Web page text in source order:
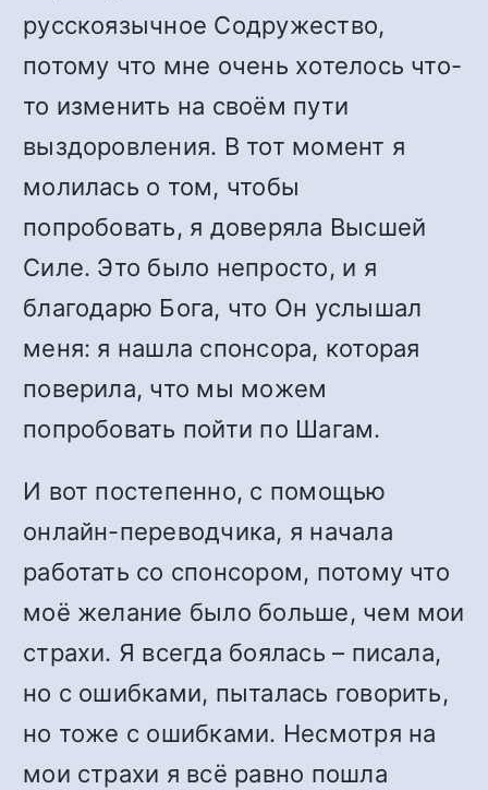
русскоязычное Содружество,
потому что мне очень хотелось что-
то изменить на своём пути
выздоровления. В тот момент я
молилась о том, чтобы
попробовать, я доверяла Высшей
Силе. Это было непросто, и я
благодарю Бога, что Он услышал
меня: я нашла спонсора, которая
поверила, что мы можем
попробовать пойти по Шагам.
И вот постепенно, с помощью
онлайн-переводчика, я начала
работать со спонсором, потому что
моё желание было больше, чем мои
страхи. Я всегда боялась – писала,
но с ошибками, пыталась говорить,
но тоже с ошибками. Несмотря на
мои страхи я всё равно пошла